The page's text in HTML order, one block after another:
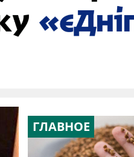
ГЛАВНОЕ